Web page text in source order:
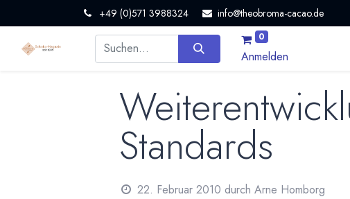
+49 (0)571 3988324 info@theobroma-cacao.de
0
Anmelden
Standards
22. Februar 2010 durch Arne Homborg